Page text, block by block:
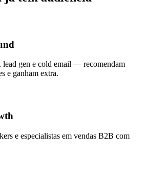
lead gen e cold email — recomendam
e ganham extra.
e especialistas em vendas B2B com